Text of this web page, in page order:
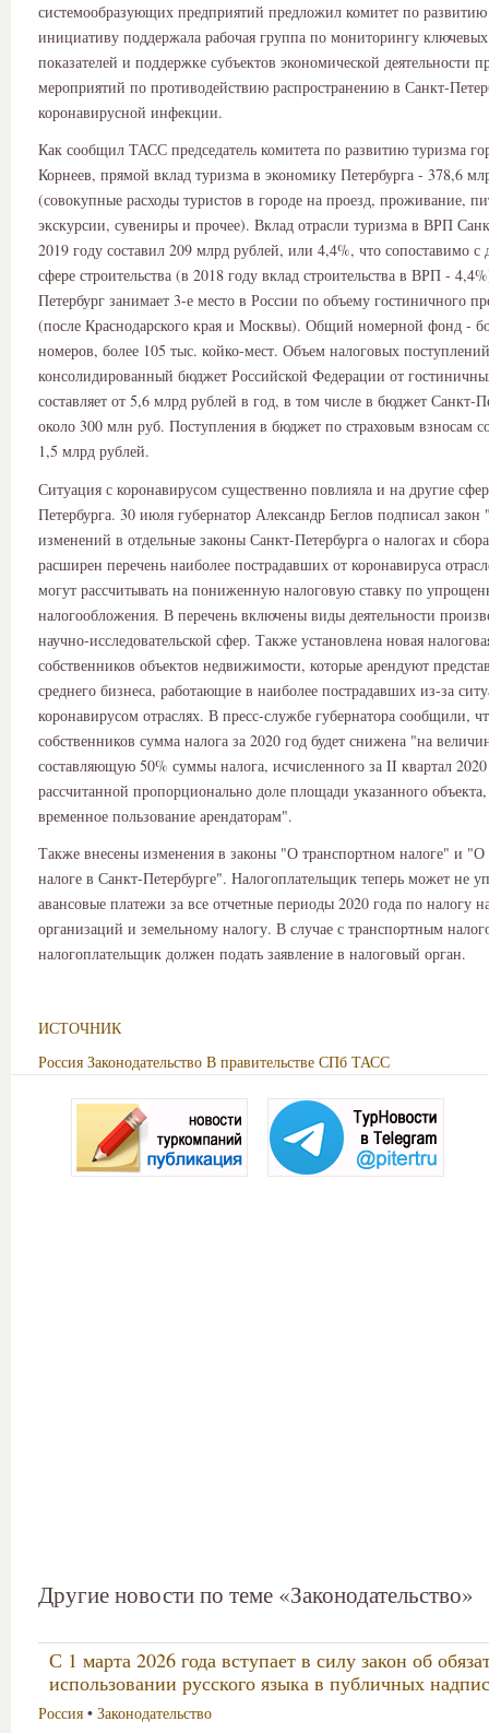
системообразующих предприятий предложил комитет по
инициативу поддержала рабочая группа по мониторингу
показателей и поддержке субъектов экономической деятельности
мероприятий по противодействию распространению в Санкт-
коронавирусной инфекции.
Как сообщил ТАСС председатель комитета по развитию туризма
Корнеев, прямой вклад туризма в экономику Петербурга - 378,6
(совокупные расходы туристов в городе на проезд, проживание,
экскурсии, сувениры и прочее). Вклад отрасли туризма в ВРП
2019 году составил 209 млрд рублей, или 4,4%, что сопоставимо с
сфере строительства (в 2018 году вклад строительства в ВРП -
Петербург занимает 3-е место в России по объему гостиничного
(после Краснодарского края и Москвы). Общий номерной фонд -
номеров, более 105 тыс. койко-мест. Объем налоговых
консолидированный бюджет Российской Федерации от
составляет от 5,6 млрд рублей в год, в том числе в бюджет Санкт-
около 300 млн руб. Поступления в бюджет по страховым взносам
1,5 млрд рублей.
Ситуация с коронавирусом существенно повлияла и на другие
Петербурга. 30 июля губернатор Александр Беглов подписал
изменений в отдельные законы Санкт-Петербурга о налогах и
расширен перечень наиболее пострадавших от коронавируса
могут рассчитывать на пониженную налоговую ставку по
налогообложения. В перечень включены виды деятельности
научно-исследовательской сфер. Также установлена новая
собственников объектов недвижимости, которые арендуют
среднего бизнеса, работающие в наиболее пострадавших из-за
коронавирусом отраслях. В пресс-службе губернатора сообщили,
собственников сумма налога за 2020 год будет снижена "на
составляющую 50% суммы налога, исчисленного за II квартал 2020
рассчитанной пропорционально доле площади указанного
временное пользование арендаторам".
Также внесены изменения в законы "О транспортном налоге" и "О
налоге в Санкт-Петербурге". Налогоплательщик теперь может не
авансовые платежи за все отчетные периоды 2020 года по налогу
организаций и земельному налогу. В случае с транспортным
налогоплательщик должен подать заявление в налоговый орган.
ИСТОЧНИК
Россия Законодательство В правительстве СПб ТАСС
Другие новости по теме «Законодательство»
С 1 марта 2026 года вступает в силу закон об
использовании русского языка в публичных
Россия • Законодательство